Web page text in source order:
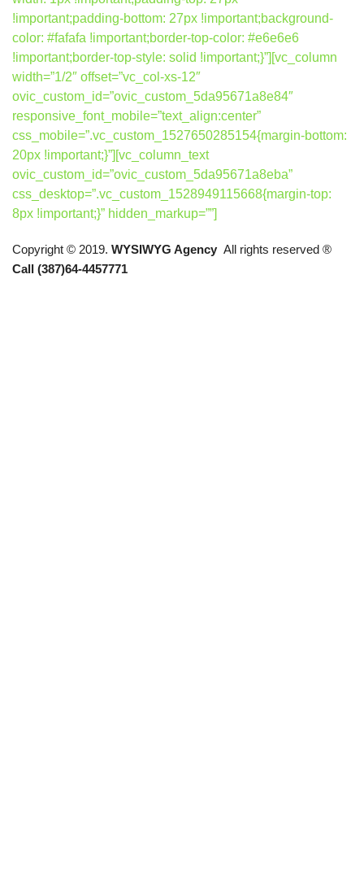
!important;padding-bottom: 27px !important;background-
color: #fafafa !important;border-top-color: #e6e6e6
!important;border-top-style: solid !important;}”][vc_column
width=”1/2″ offset=”vc_col-xs-12″
ovic_custom_id=”ovic_custom_5da95671a8e84″
responsive_font_mobile=”text_align:center”
css_mobile=”.vc_custom_1527650285154{margin-bottom:
20px !important;}”][vc_column_text
ovic_custom_id=”ovic_custom_5da95671a8eba”
css_desktop=”.vc_custom_1528949115668{margin-top:
8px !important;}” hidden_markup=””]
Copyright © 2019. WYSIWYG Agency All rights reserved ®
Call (387)64-4457771